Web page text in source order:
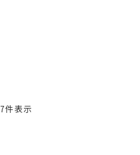
7件表示